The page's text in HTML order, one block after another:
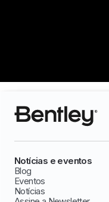
Notícias e eventos
Blog
Eventos
Notícias